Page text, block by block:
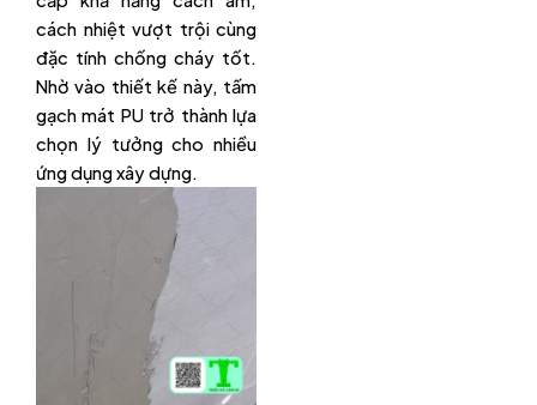
cách nhiệt vượt trội cùng
đặc tính chống cháy tốt.
Nhờ vào thiết kế này, tấm
gạch mát PU trở thành lựa
chọn lý tưởng cho nhiều
ứng dụng xây dựng.